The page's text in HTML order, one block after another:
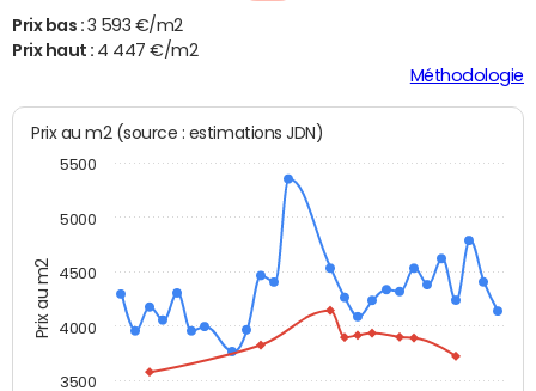
Prix bas : 3 593 €/m2
Prix haut : 4 447 €/m2
Méthodologie
Prix au m2
Prix au m2 (source : estimations JDN)
3500
4000
4500
5000
5500